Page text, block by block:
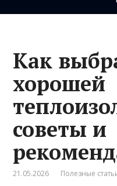
Как
хорошей
советы и
21.05.2026 Полезные